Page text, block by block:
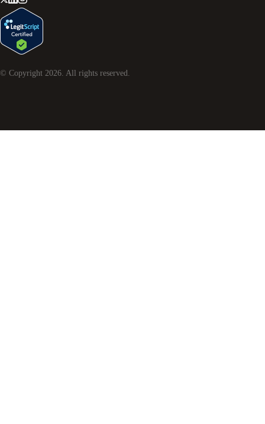
© Copyright 2026 . All rights reserved.